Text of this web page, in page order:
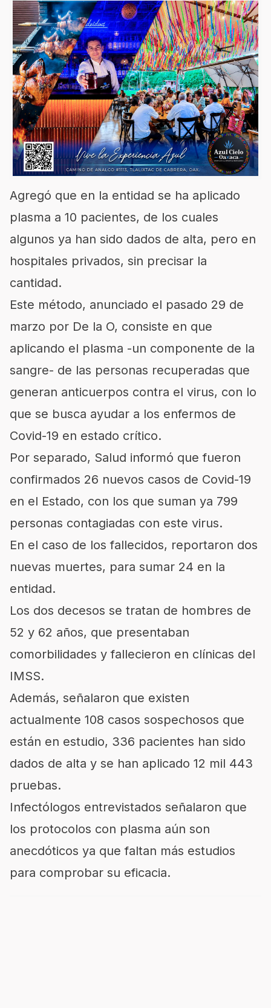
Agregó que en la entidad se ha aplicado
plasma a 10 pacientes, de los cuales
algunos ya han sido dados de alta, pero en
hospitales privados, sin precisar la
cantidad.
Este método, anunciado el pasado 29 de
marzo por De la O, consiste en que
aplicando el plasma -un componente de la
sangre- de las personas recuperadas que
generan anticuerpos contra el virus, con lo
que se busca ayudar a los enfermos de
Covid-19 en estado crítico.
Por separado, Salud informó que fueron
confirmados 26 nuevos casos de Covid-19
en el Estado, con los que suman ya 799
personas contagiadas con este virus.
En el caso de los fallecidos, reportaron dos
nuevas muertes, para sumar 24 en la
entidad.
Los dos decesos se tratan de hombres de
52 y 62 años, que presentaban
comorbilidades y fallecieron en clínicas del
IMSS.
Además, señalaron que existen
actualmente 108 casos sospechosos que
están en estudio, 336 pacientes han sido
dados de alta y se han aplicado 12 mil 443
pruebas.
Infectólogos entrevistados señalaron que
los protocolos con plasma aún son
anecdóticos ya que faltan más estudios
para comprobar su eficacia.